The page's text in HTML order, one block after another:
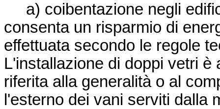
a) coibentazione negli
consenta un risparmio di
effettuata secondo le regole
L'installazione di doppi vetri
riferita alla generalità o al
l'esterno dei vani serviti dalla